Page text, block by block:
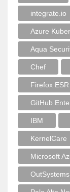
integrate.io
Azure
Aqua
Chef
Firefox ESR
GitHub
IBM
KernelCare
Microsoft
OutSystems